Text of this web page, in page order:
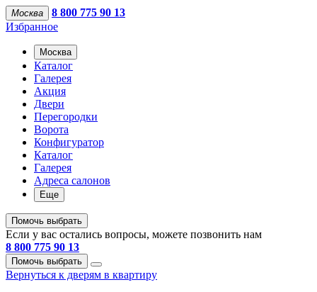
Москва
8 800 775 90 13
Избранное
Москва
Каталог
Галерея
Акция
Двери
Перегородки
Ворота
Конфигуратор
Каталог
Галерея
Адреса салонов
Еще
Помочь выбрать
Если у вас остались вопросы, можете позвонить нам
8 800 775 90 13
Помочь выбрать
Вернуться к дверям в квартиру